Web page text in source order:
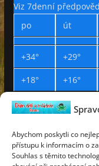
Abychom poskytli co
přístupu k informacím o
Souhlas s těmito
Viz 7denní
po
út
+34° +29°
+18° +16°
Prohlášení o
neděle
9